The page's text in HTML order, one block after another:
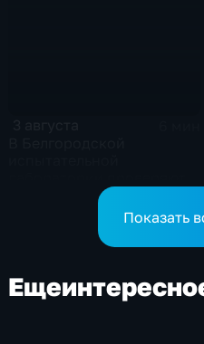
арбузы на безопасность
Показать
Еще